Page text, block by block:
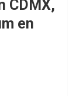
CDMX,
en